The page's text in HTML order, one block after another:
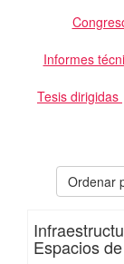
Informes
Tesis dirigidas
Ordenar
Espacios